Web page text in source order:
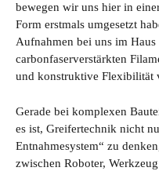
bewegen wir uns hier in
Form erstmals umgesetzt
Aufnahmen bei uns im
carbonfaserverstärkten
und konstruktive Flexibilität
Gerade bei komplexen
es ist, Greifertechnik nicht
Entnahmesystem“ zu
zwischen Roboter,